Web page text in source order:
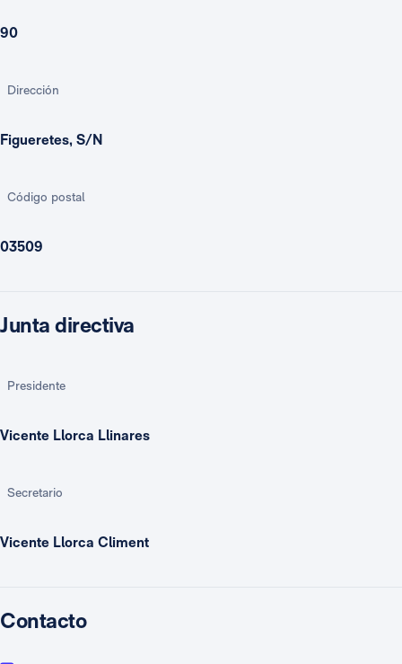
90
Dirección
Figueretes, S/N
Código postal
03509
Junta directiva
Presidente
Vicente Llorca Llinares
Secretario
Vicente Llorca Climent
Contacto